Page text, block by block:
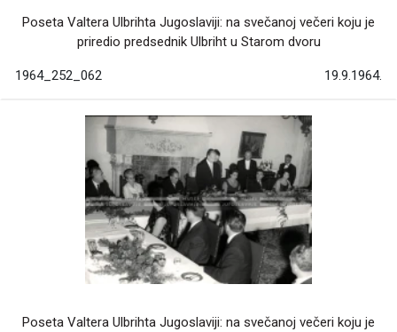
Poseta Valtera Ulbrihta Jugoslaviji: na svečanoj večeri koju je
priredio predsednik Ulbriht u Starom dvoru
1964_252_062 19.9.1964.
Poseta Valtera Ulbrihta Jugoslaviji: na svečanoj večeri koju je